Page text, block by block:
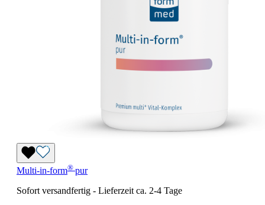
Multi-in-form® pur
Sofort versandfertig - Lieferzeit ca. 2-4 Tage